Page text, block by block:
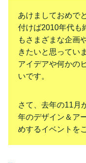
あけましておめで
付けば2010年代も
もさまざまな企画
きたいと思ってい
アイデアや何かの
いです。
さて、去年の11月
年のデザイン＆ア
めするイベントを